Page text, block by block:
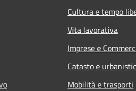
Cultura e tempo
Vita lavorativa
Imprese e
Catasto e
Mobilità e trasporti